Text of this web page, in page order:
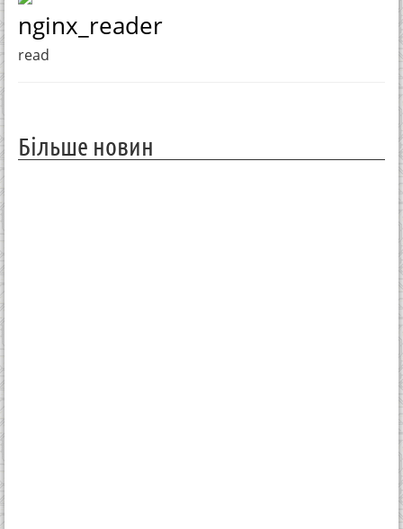
nginx_reader
read
Більше новин